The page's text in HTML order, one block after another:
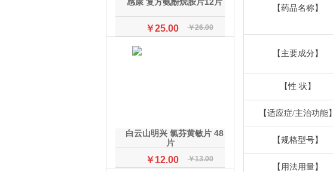
￥25.00 ￥26.00
白云山明兴 氯芬黄敏片 48
片
￥12.00 ￥13.00
【药品名称】
【主要成分】
【性 状】
【适应症/主治功能】
【规格型号】
【用法用量】